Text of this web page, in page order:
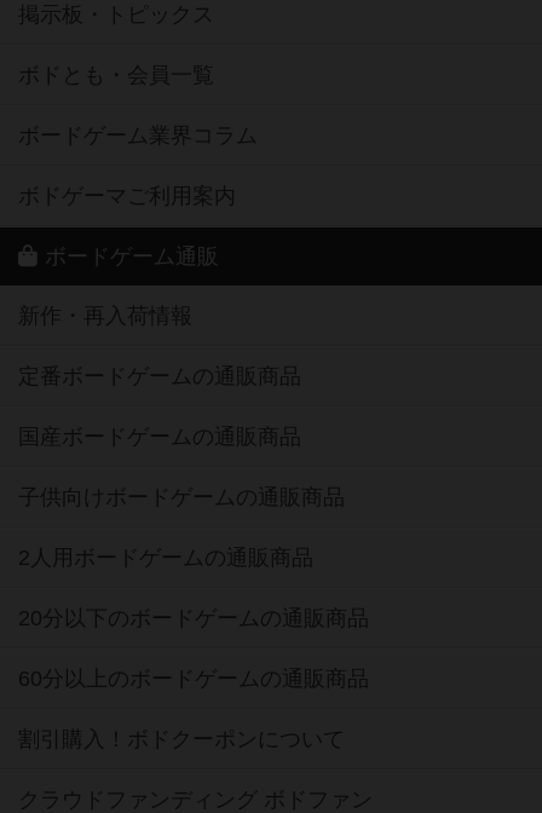
掲示板・トピックス
ボドとも・会員一覧
ボードゲーム業界コラム
ボドゲーマご利用案内
ボードゲーム通販
新作・再入荷情報
定番ボードゲームの通販商品
国産ボードゲームの通販商品
子供向けボードゲームの通販商品
2人用ボードゲームの通販商品
20分以下のボードゲームの通販商品
60分以上のボードゲームの通販商品
割引購入！ボドクーポンについて
クラウドファンディング ボドファン